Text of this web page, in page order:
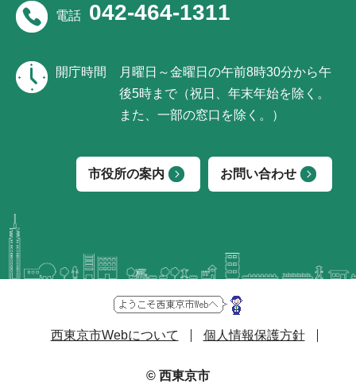
電話 042-464-1311
開庁時間
月曜日～金曜日の午前8時30分から午
後5時まで（祝日、年末年始を除く。
また、一部の窓口を除く。）
市役所の案内 お問い合わせ
西東京市Webについて 個人情報保護方針
© 西東京市